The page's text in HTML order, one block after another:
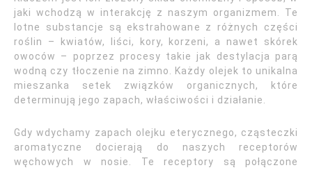
jaki wchodzą w interakcję z naszym organizmem. Te
lotne substancje są ekstrahowane z różnych części
roślin – kwiatów, liści, kory, korzeni, a nawet skórek
owoców – poprzez procesy takie jak destylacja parą
wodną czy tłoczenie na zimno. Każdy olejek to unikalna
mieszanka setek związków organicznych, które
determinują jego zapach, właściwości i działanie.
Gdy wdychamy zapach olejku eterycznego, cząsteczki
aromatyczne docierają do naszych receptorów
węchowych w nosie. Te receptory są połączone